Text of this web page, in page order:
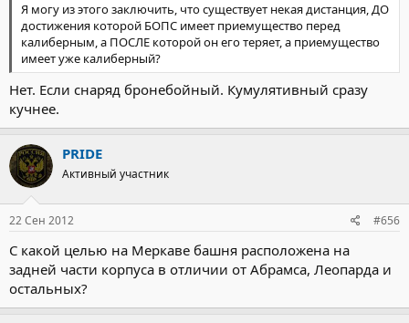
Я могу из этого заключить, что существует некая дистанция, ДО
достижения которой БОПС имеет приемущество перед
калиберным, а ПОСЛЕ которой он его теряет, а приемущество
имеет уже калиберный?
Нет. Если снаряд бронебойный. Кумулятивный сразу
кучнее.
PRIDE
Активный участник
22 Сен 2012 #656
С какой целью на Меркаве башня расположена на
задней части корпуса в отличии от Абрамса, Леопарда и
остальных?